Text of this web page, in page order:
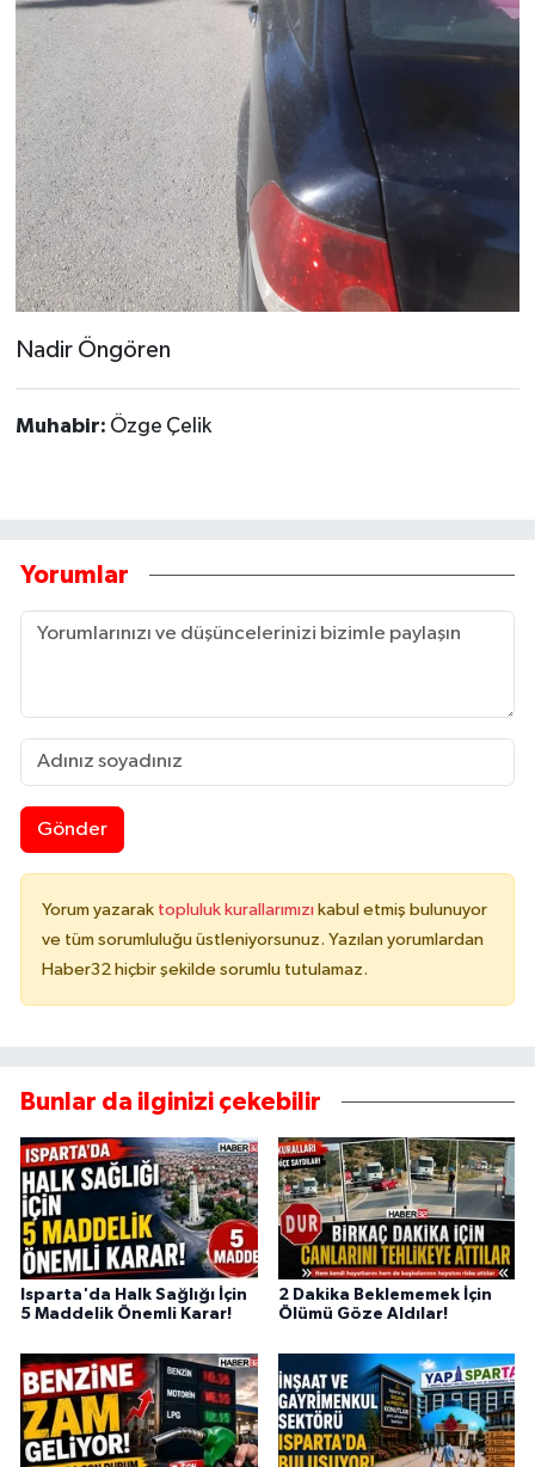
Nadir Öngören
Muhabir: Özge Çelik
Yorumlar
Gönder
Yorum yazarak topluluk kurallarımızı kabul etmiş bulunuyor
ve tüm sorumluluğu üstleniyorsunuz. Yazılan yorumlardan
Haber32 hiçbir şekilde sorumlu tutulamaz.
Bunlar da ilginizi çekebilir
Isparta'da Halk Sağlığı İçin
5 Maddelik Önemli Karar!
2 Dakika Beklememek İçin
Ölümü Göze Aldılar!